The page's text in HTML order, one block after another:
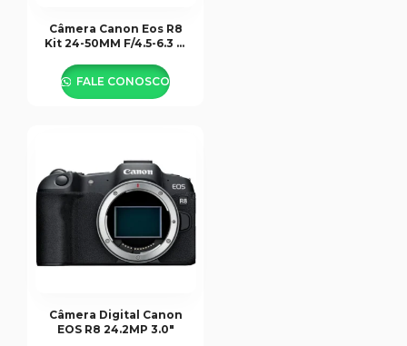
Câmera Canon Eos R8
Kit 24-50MM F/4.5-6.3 Is
FALE CONOSCO
Câmera Digital Canon
EOS R8 24.2MP 3.0″